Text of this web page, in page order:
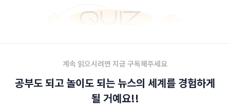
계속 읽으시려면 지금 구독해주세요
공부도 되고 놀이도 되는 뉴스의 세계를 경험하게
될 거예요!!